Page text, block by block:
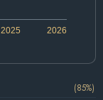
2026
2025
(85%)